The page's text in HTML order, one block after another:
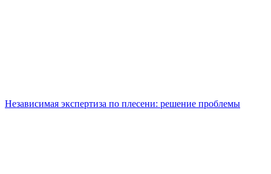
Независимая экспертиза по плесени: решение проблемы